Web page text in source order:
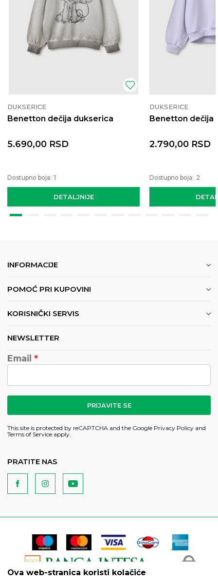
DUKSERICE
Benetton dečija dukserica
DETALJNIJE
5.690,00 RSD
Dostupno boja: 1
DUKSERICE
Benetton dečija
2.790,00 RSD
Dostupno boja: 2
INFORMACIJE
POMOĆ PRI KUPOVINI
KORISNIČKI SERVIS
NEWSLETTER
Email
PRIJAVITE SE
This site is protected by reCAPTCHA and the Google Privacy Policy and
Terms of Service apply.
PRATITE NAS
Ova web-stranica koristi kolačiće